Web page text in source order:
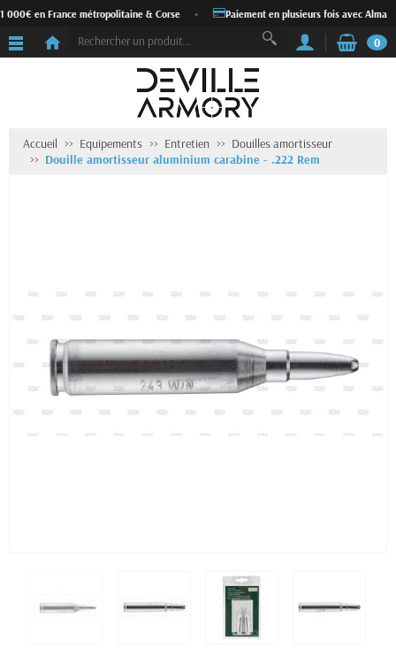
en France métropolitaine & Corse Paiement en plusieurs fois avec Alma
0
Accueil Equipements Entretien
Douilles amortisseur
Douille amortisseur aluminium carabine - .222 Rem